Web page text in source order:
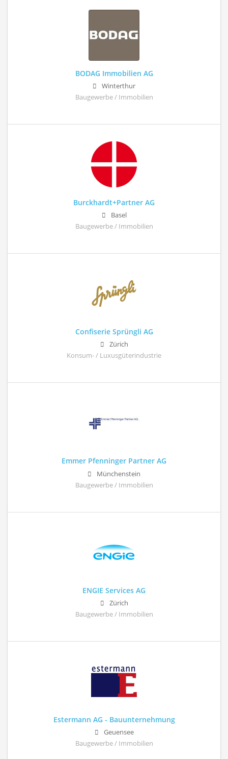
BODAG Immobilien AG
Winterthur
Baugewerbe / Immobilien
Burckhardt+Partner AG
Basel
Baugewerbe / Immobilien
Confiserie Sprüngli AG
Zürich
Konsum- / Luxusgüterindustrie
Emmer Pfenninger Partner AG
Münchenstein
Baugewerbe / Immobilien
ENGIE Services AG
Zürich
Baugewerbe / Immobilien
Estermann AG - Bauunternehmung
Geuensee
Baugewerbe / Immobilien